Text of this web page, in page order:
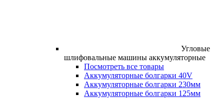
Угловые
шлифовальные машины аккумуляторные
Посмотреть все товары
Аккумуляторные болгарки 40V
Аккумуляторные болгарки 230мм
Аккумуляторные болгарки 125мм